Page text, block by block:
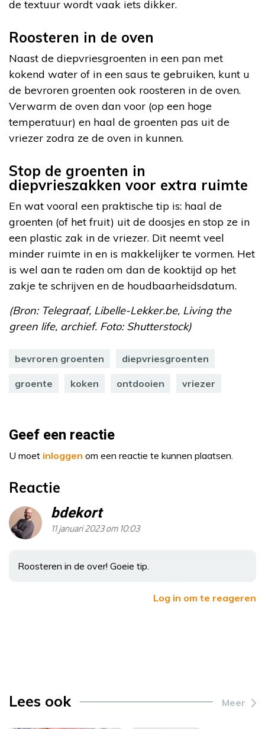
de textuur wordt vaak iets dikker.
Roosteren in de oven
Naast de diepvriesgroenten in een pan met
kokend water of in een saus te gebruiken, kunt u
de bevroren groenten ook roosteren in de oven.
Verwarm de oven dan voor (op een hoge
temperatuur) en haal de groenten pas uit de
vriezer zodra ze de oven in kunnen.
Stop de groenten in
diepvrieszakken voor extra ruimte
En wat vooral een praktische tip is: haal de
groenten (of het fruit) uit de doosjes en stop ze in
een plastic zak in de vriezer. Dit neemt veel
minder ruimte in en is makkelijker te vormen. Het
is wel aan te raden om dan de kooktijd op het
zakje te schrijven en de houdbaarheidsdatum.
(Bron: Telegraaf, Libelle-Lekker.be, Living the
green life, archief. Foto: Shutterstock)
bevroren groenten diepvriesgroenten
groente koken ontdooien vriezer
Geef een reactie
U moet inloggen om een reactie te kunnen plaatsen.
Reactie
bdekort
11 januari 2023 om 10:03
Roosteren in de over! Goeie tip.
Log in om te reageren
Lees ook Meer